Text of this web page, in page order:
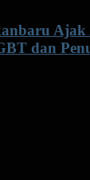
dan